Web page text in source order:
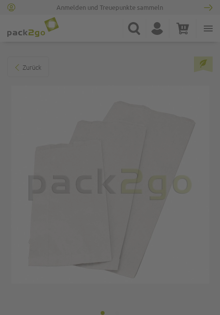
Anmelden und Treuepunkte sammeln
Suche Konto Warenkorb
Zurück